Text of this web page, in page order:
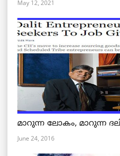
May 12, 2021
മാറുന്ന ലോകം, മാറുന്ന
June 24, 2016